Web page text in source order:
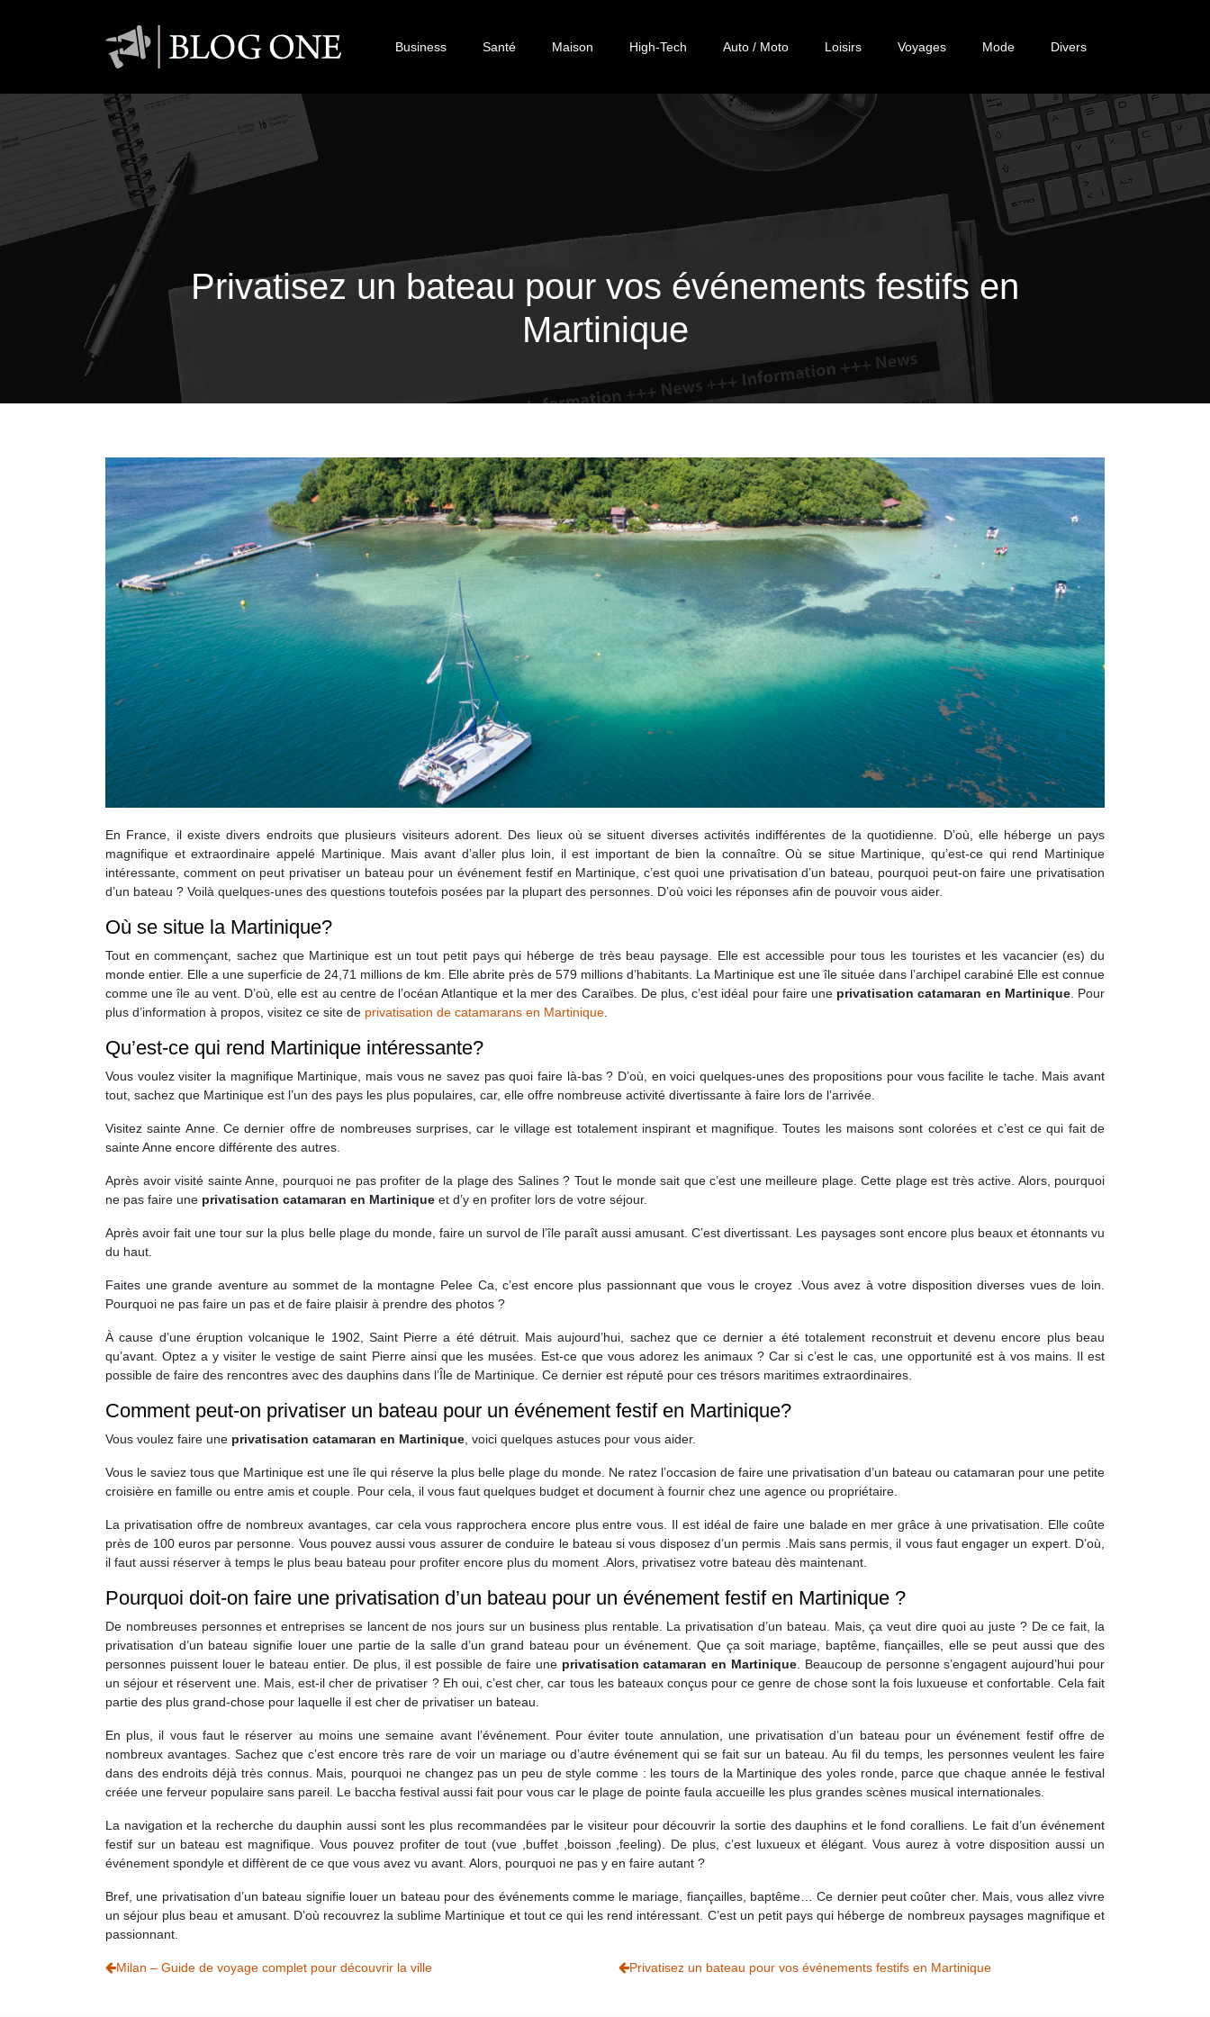
Business Santé Maison High-Tech Auto / Moto Loisirs Voyages Mode Divers
Privatisez un bateau pour vos événements festifs en
Martinique
En France, il existe divers endroits que plusieurs visiteurs adorent. Des lieux où se situent diverses activités indifférentes de la quotidienne. D’où, elle héberge un pays
magnifique et extraordinaire appelé Martinique. Mais avant d’aller plus loin, il est important de bien la connaître. Où se situe Martinique, qu’est-ce qui rend Martinique
intéressante, comment on peut privatiser un bateau pour un événement festif en Martinique, c’est quoi une privatisation d’un bateau, pourquoi peut-on faire une privatisation
d’un bateau ? Voilà quelques-unes des questions toutefois posées par la plupart des personnes. D’où voici les réponses afin de pouvoir vous aider.
Où se situe la Martinique?
Tout en commençant, sachez que Martinique est un tout petit pays qui héberge de très beau paysage. Elle est accessible pour tous les touristes et les vacancier (es) du
monde entier. Elle a une superficie de 24,71 millions de km. Elle abrite près de 579 millions d’habitants. La Martinique est une île située dans l’archipel carabiné Elle est connue
comme une île au vent. D’où, elle est au centre de l’océan Atlantique et la mer des Caraïbes. De plus, c’est idéal pour faire une privatisation catamaran en Martinique. Pour
plus d’information à propos, visitez ce site de privatisation de catamarans en Martinique.
Qu’est-ce qui rend Martinique intéressante?
Vous voulez visiter la magnifique Martinique, mais vous ne savez pas quoi faire là-bas ? D’où, en voici quelques-unes des propositions pour vous facilite le tache. Mais avant
tout, sachez que Martinique est l’un des pays les plus populaires, car, elle offre nombreuse activité divertissante à faire lors de l’arrivée.
Visitez sainte Anne. Ce dernier offre de nombreuses surprises, car le village est totalement inspirant et magnifique. Toutes les maisons sont colorées et c’est ce qui fait de
sainte Anne encore différente des autres.
Après avoir visité sainte Anne, pourquoi ne pas profiter de la plage des Salines ? Tout le monde sait que c’est une meilleure plage. Cette plage est très active. Alors, pourquoi
ne pas faire une privatisation catamaran en Martinique et d’y en profiter lors de votre séjour.
Après avoir fait une tour sur la plus belle plage du monde, faire un survol de l’île paraît aussi amusant. C’est divertissant. Les paysages sont encore plus beaux et étonnants vu
du haut.
Faites une grande aventure au sommet de la montagne Pelee Ca, c’est encore plus passionnant que vous le croyez .Vous avez à votre disposition diverses vues de loin.
Pourquoi ne pas faire un pas et de faire plaisir à prendre des photos ?
À cause d’une éruption volcanique le 1902, Saint Pierre a été détruit. Mais aujourd’hui, sachez que ce dernier a été totalement reconstruit et devenu encore plus beau
qu’avant. Optez a y visiter le vestige de saint Pierre ainsi que les musées. Est-ce que vous adorez les animaux ? Car si c’est le cas, une opportunité est à vos mains. Il est
possible de faire des rencontres avec des dauphins dans l’Île de Martinique. Ce dernier est réputé pour ces trésors maritimes extraordinaires.
Comment peut-on privatiser un bateau pour un événement festif en Martinique?
Vous voulez faire une privatisation catamaran en Martinique, voici quelques astuces pour vous aider.
Vous le saviez tous que Martinique est une île qui réserve la plus belle plage du monde. Ne ratez l’occasion de faire une privatisation d’un bateau ou catamaran pour une petite
croisière en famille ou entre amis et couple. Pour cela, il vous faut quelques budget et document à fournir chez une agence ou propriétaire.
La privatisation offre de nombreux avantages, car cela vous rapprochera encore plus entre vous. Il est idéal de faire une balade en mer grâce à une privatisation. Elle coûte
près de 100 euros par personne. Vous pouvez aussi vous assurer de conduire le bateau si vous disposez d’un permis .Mais sans permis, il vous faut engager un expert. D’où,
il faut aussi réserver à temps le plus beau bateau pour profiter encore plus du moment .Alors, privatisez votre bateau dès maintenant.
Pourquoi doit-on faire une privatisation d’un bateau pour un événement festif en Martinique ?
De nombreuses personnes et entreprises se lancent de nos jours sur un business plus rentable. La privatisation d’un bateau. Mais, ça veut dire quoi au juste ? De ce fait, la
privatisation d’un bateau signifie louer une partie de la salle d’un grand bateau pour un événement. Que ça soit mariage, baptême, fiançailles, elle se peut aussi que des
personnes puissent louer le bateau entier. De plus, il est possible de faire une privatisation catamaran en Martinique. Beaucoup de personne s’engagent aujourd’hui pour
un séjour et réservent une. Mais, est-il cher de privatiser ? Eh oui, c’est cher, car tous les bateaux conçus pour ce genre de chose sont la fois luxueuse et confortable. Cela fait
partie des plus grand-chose pour laquelle il est cher de privatiser un bateau.
En plus, il vous faut le réserver au moins une semaine avant l’événement. Pour éviter toute annulation, une privatisation d’un bateau pour un événement festif offre de
nombreux avantages. Sachez que c’est encore très rare de voir un mariage ou d’autre événement qui se fait sur un bateau. Au fil du temps, les personnes veulent les faire
dans des endroits déjà très connus. Mais, pourquoi ne changez pas un peu de style comme : les tours de la Martinique des yoles ronde, parce que chaque année le festival
créée une ferveur populaire sans pareil. Le baccha festival aussi fait pour vous car le plage de pointe faula accueille les plus grandes scènes musical internationales.
La navigation et la recherche du dauphin aussi sont les plus recommandées par le visiteur pour découvrir la sortie des dauphins et le fond coralliens. Le fait d’un événement
festif sur un bateau est magnifique. Vous pouvez profiter de tout (vue ,buffet ,boisson ,feeling). De plus, c’est luxueux et élégant. Vous aurez à votre disposition aussi un
événement spondyle et diffèrent de ce que vous avez vu avant. Alors, pourquoi ne pas y en faire autant ?
Bref, une privatisation d’un bateau signifie louer un bateau pour des événements comme le mariage, fiançailles, baptême… Ce dernier peut coûter cher. Mais, vous allez vivre
un séjour plus beau et amusant. D’où recouvrez la sublime Martinique et tout ce qui les rend intéressant. C’est un petit pays qui héberge de nombreux paysages magnifique et
passionnant.
Milan – Guide de voyage complet pour découvrir la ville Privatisez un bateau pour vos événements festifs en Martinique